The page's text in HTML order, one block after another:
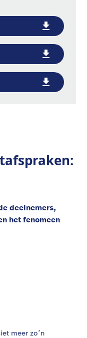
deelnemers,
het fenomeen
meer zo’n